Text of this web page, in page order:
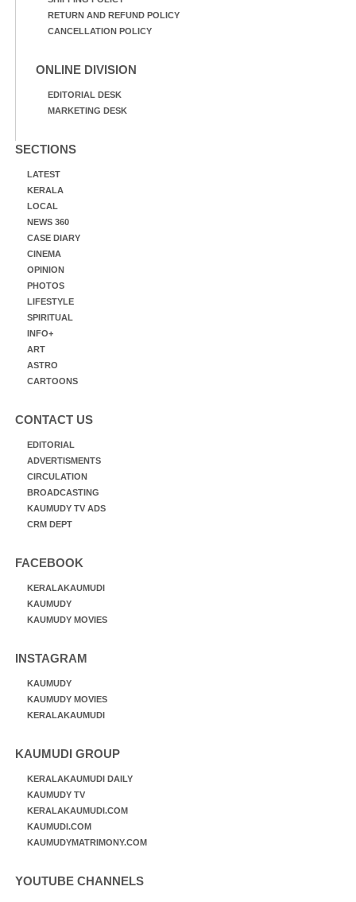
RETURN AND REFUND POLICY
CANCELLATION POLICY
ONLINE DIVISION
EDITORIAL DESK
MARKETING DESK
SECTIONS
LATEST
KERALA
LOCAL
NEWS 360
CASE DIARY
CINEMA
OPINION
PHOTOS
LIFESTYLE
SPIRITUAL
INFO+
ART
ASTRO
CARTOONS
CONTACT US
EDITORIAL
ADVERTISMENTS
CIRCULATION
BROADCASTING
KAUMUDY TV ADS
CRM DEPT
FACEBOOK
KERALAKAUMUDI
KAUMUDY
KAUMUDY MOVIES
INSTAGRAM
KAUMUDY
KAUMUDY MOVIES
KERALAKAUMUDI
KAUMUDI GROUP
KERALAKAUMUDI DAILY
KAUMUDY TV
KERALAKAUMUDI.COM
KAUMUDI.COM
KAUMUDYMATRIMONY.COM
YOUTUBE CHANNELS